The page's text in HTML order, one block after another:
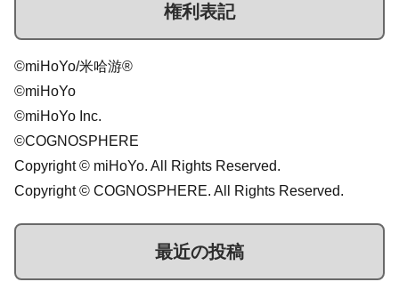
権利表記
©miHoYo/米哈游®
©miHoYo
©miHoYo Inc.
©COGNOSPHERE
Copyright © miHoYo. All Rights Reserved.
Copyright © COGNOSPHERE. All Rights Reserved.
最近の投稿